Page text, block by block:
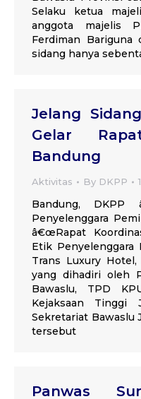
Selaku ketua
anggota majelis
Ferdiman Bariguna
sidang hanya
Jelang
Gelar
Bandung
Aktivitas By DKPP
Bandung, DKPP
Penyelenggara
â€œRapat
Etik Penyelenggara
Trans Luxury
yang dihadiri oleh
Bawaslu, TPD
Kejaksaan Tinggi
Sekretariat Bawaslu
tersebut
Panwas